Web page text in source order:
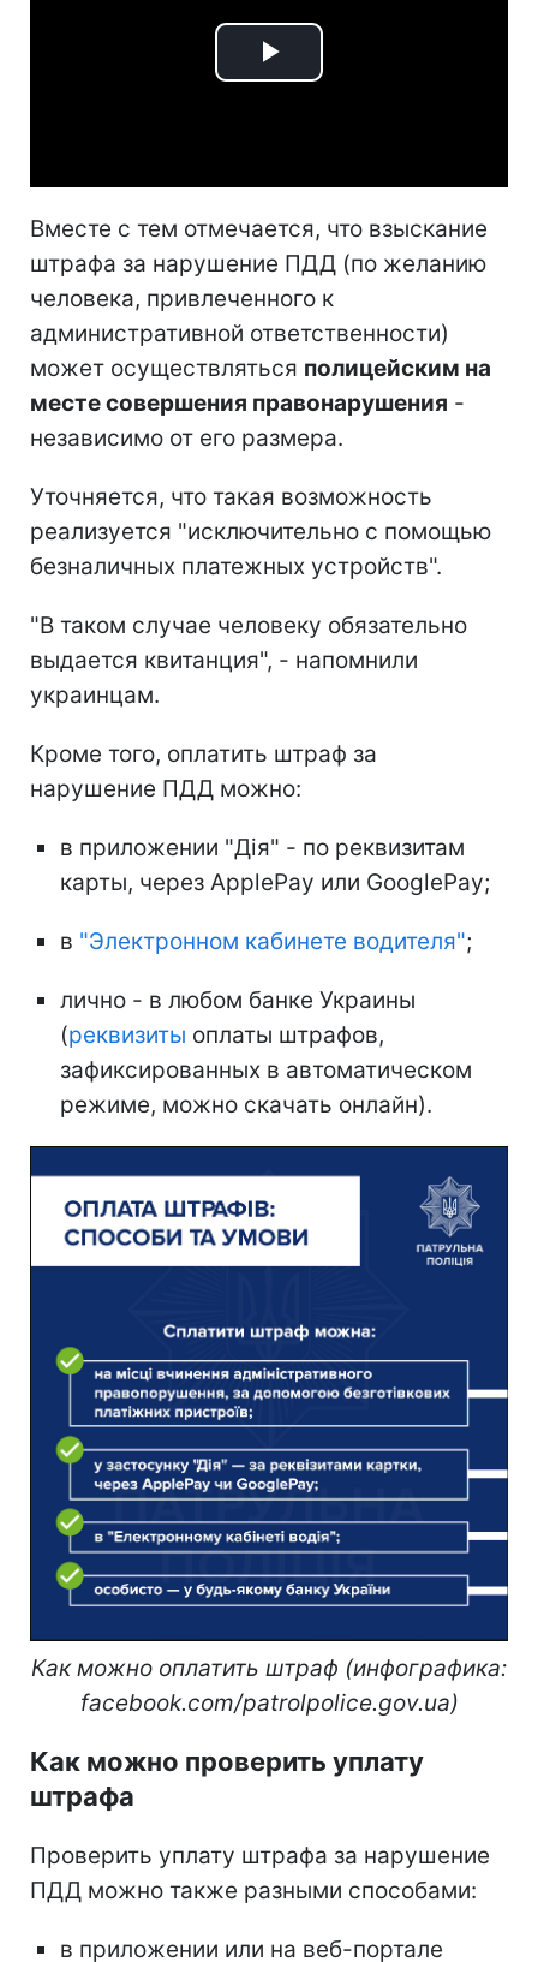
Play
Вместе с тем отмечается, что взыскание
штрафа за нарушение ПДД (по желанию
человека, привлеченного к
административной ответственности)
может осуществляться полицейским на
месте совершения правонарушения -
независимо от его размера.
Уточняется, что такая возможность
реализуется "исключительно с помощью
безналичных платежных устройств".
"В таком случае человеку обязательно
выдается квитанция", - напомнили
украинцам.
Кроме того, оплатить штраф за
нарушение ПДД можно:
в приложении "Дія" - по реквизитам
карты, через ApplePay или GooglePay;
в "Электронном кабинете водителя";
лично - в любом банке Украины
(реквизиты оплаты штрафов,
зафиксированных в автоматическом
режиме, можно скачать онлайн).
Как можно оплатить штраф (инфографика:
facebook.com/patrolpolice.gov.ua)
Как можно проверить уплату
штрафа
Проверить уплату штрафа за нарушение
ПДД можно также разными способами:
в приложении или на веб-портале